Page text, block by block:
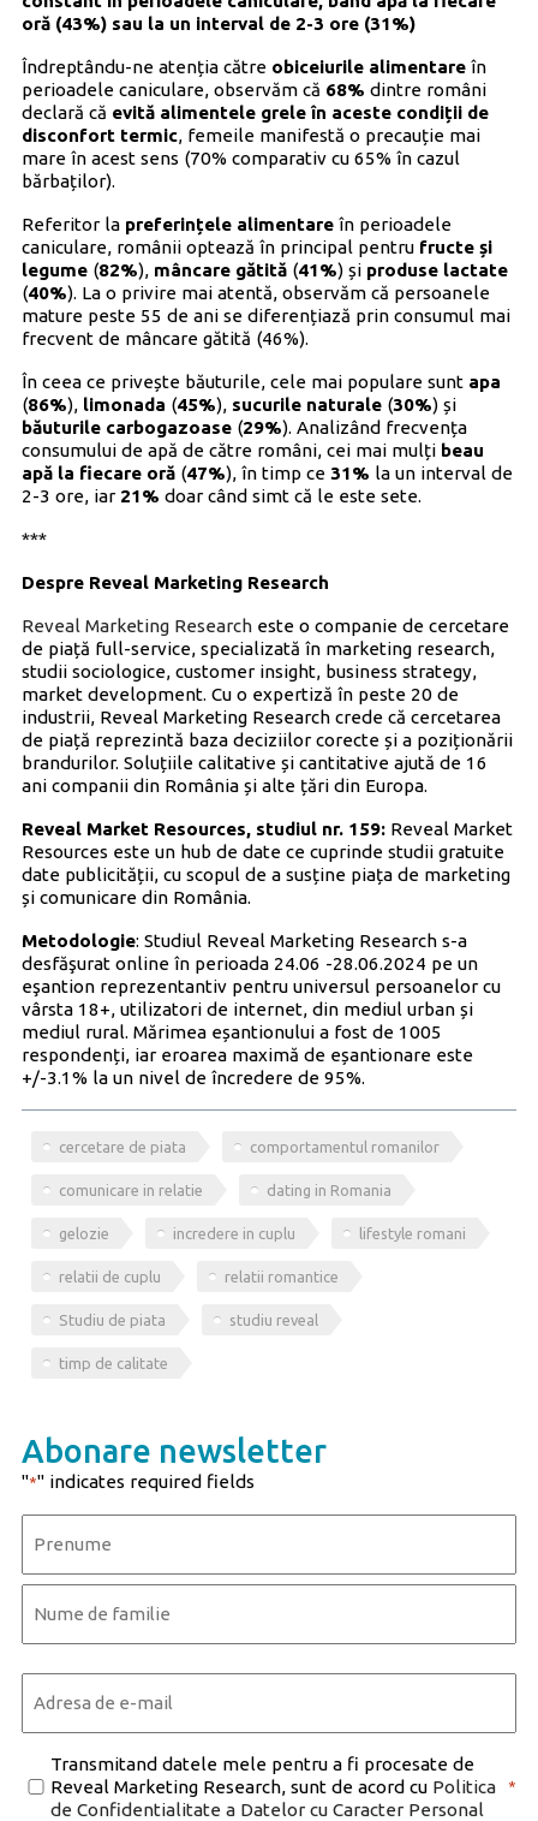
oră (43%) sau la un interval de 2-3 ore (31%)
Îndreptându-ne atenția către obiceiurile alimentareîn
perioadele caniculare, observăm că 68% dintre români
declară că evită alimentele grele în aceste condiții de
disconfort termic, femeile manifestă o precauție mai
mare în acest sens (70% comparativ cu 65% în cazul
bărbaților).
Referitor la preferințele alimentareîn perioadele
caniculare, românii optează în principal pentru fructe și
legume(82%), mâncare gătită(41%) și produse lactate
(40%). La o privire mai atentă, observăm că persoanele
mature peste 55 de ani se diferențiază prin consumul mai
frecvent de mâncare gătită (46%).
În ceea ce privește băuturile, cele mai populare sunt apa
(86%), limonada (45%), sucurile naturale(30%) și
băuturile carbogazoase(29%). Analizând frecvența
consumului de apă de către români, cei mai mulți beau
apă la fiecare oră(47%), în timp ce 31% la un interval de
2-3 ore, iar 21% doar când simt că le este sete.
***
Despre Reveal Marketing Research
Reveal Marketing Researcheste o companie de cercetare
de piață full-service, specializată în marketing research,
studii sociologice, customer insight, business strategy,
market development. Cu o expertiză în peste 20 de
industrii, Reveal Marketing Research crede că cercetarea
de piață reprezintă baza deciziilor corecte și a poziționării
brandurilor. Soluțiile calitative și cantitative ajută de 16
ani companii din România și alte țări din Europa.
Reveal Market Resources, studiul nr. 159: Reveal Market
Resources este un hub de date ce cuprinde studii gratuite
date publicității, cu scopul de a susține piața de marketing
și comunicare din România.
Metodologie: Studiul Reveal Marketing Research s-a
desfăşurat online în perioada 24.06 -28.06.2024 pe un
eşantion reprezentantiv pentru universul persoanelor cu
vârsta 18+, utilizatori de internet, din mediul urban și
mediul rural. Mărimea eșantionului a fost de 1005
respondenți, iar eroarea maximă de eșantionare este
+/-3.1% la un nivel de încredere de 95%.
cercetare de piata comportamentul romanilor
comunicare in relatie dating in Romania
gelozie incredere in cuplu lifestyle romani
relatii de cuplu relatii romantice
Studiu de piata studiu reveal
timp de calitate
Abonare newsletter
"*" indicates required fields
First
Consent
*
Transmitand datele mele pentru a fi procesate de
Reveal Marketing Research, sunt de acord cu Politica
de Confidentialitate a Datelor cu Caracter Personal
*